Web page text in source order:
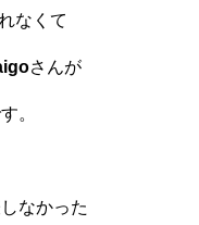
なくて
さんが
。
なかった